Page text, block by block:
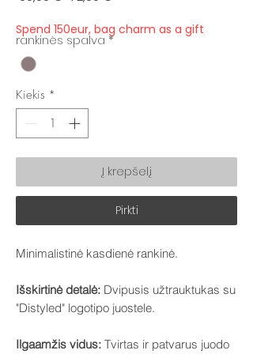
Spend 150eur, bag charm as a gift
rankinės spalva *
Kiekis *
Į krepšelį
Pirkti
Minimalistinė kasdienė rankinė.
Išskirtinė detalė: Dvipusis užtrauktukas su
"Distyled" logotipo juostele.
Ilgaamžis vidus: Tvirtas ir patvarus juodo